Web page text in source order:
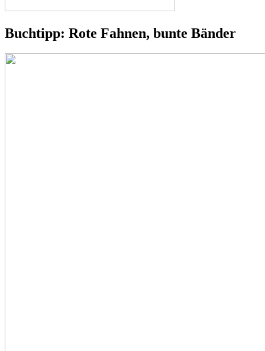
Buchtipp: Rote Fahnen, bunte Bänder